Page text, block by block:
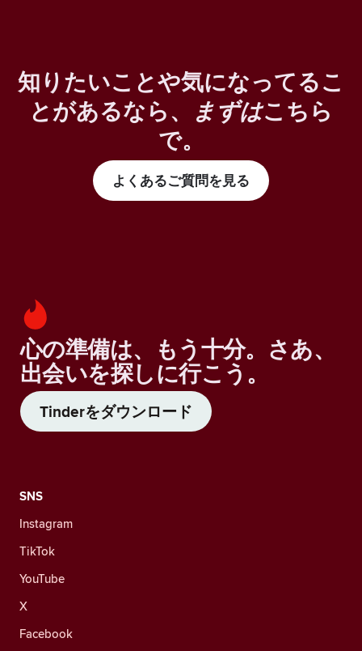
知りたいことや気になってるこ
とがあるなら、
まずはこちら
で。
よくあるご質問を見る
心の準備は、もう十分。さあ、
出会いを探しに行こう。
Tinderをダウンロード
SNS
Instagram
TikTok
YouTube
X
Facebook